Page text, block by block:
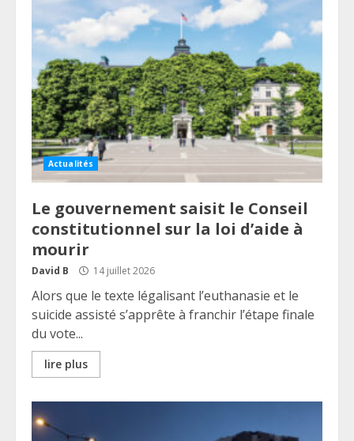
Actualités
Le gouvernement saisit le Conseil
constitutionnel sur la loi d’aide à
mourir
David B 14 juillet 2026
Alors que le texte légalisant l’euthanasie et le
suicide assisté s’apprête à franchir l’étape finale
du vote...
lire plus